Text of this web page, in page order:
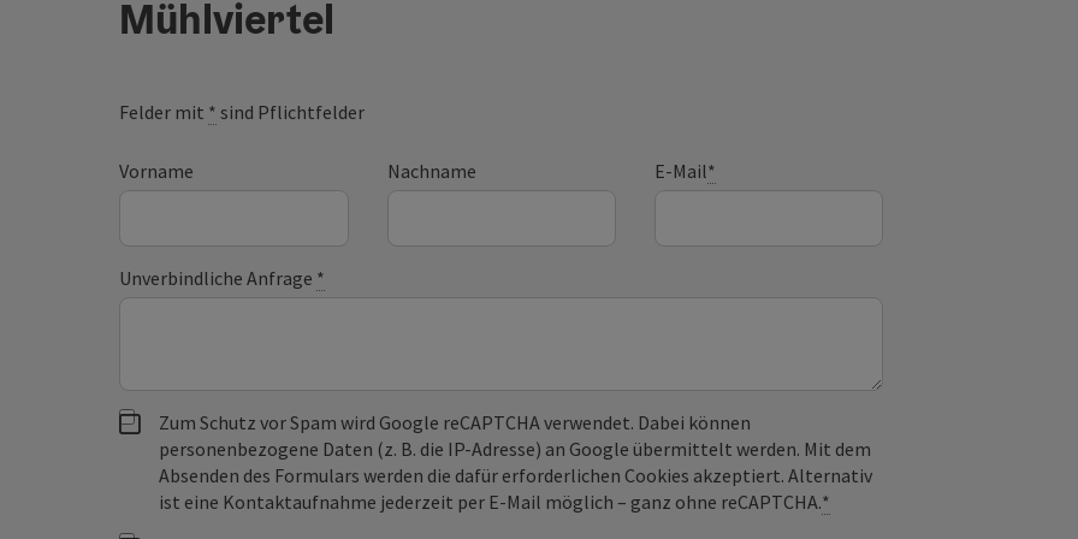
Mühlviertel
Felder mit * sind Pflichtfelder
Vorname Nachname E-Mail*
Unverbindliche Anfrage *
Zum Schutz vor Spam wird Google reCAPTCHA verwendet. Dabei können
personenbezogene Daten (z. B. die IP-Adresse) an Google übermittelt werden. Mit dem
Absenden des Formulars werden die dafür erforderlichen Cookies akzeptiert. Alternativ
ist eine Kontaktaufnahme jederzeit per E-Mail möglich – ganz ohne reCAPTCHA.*